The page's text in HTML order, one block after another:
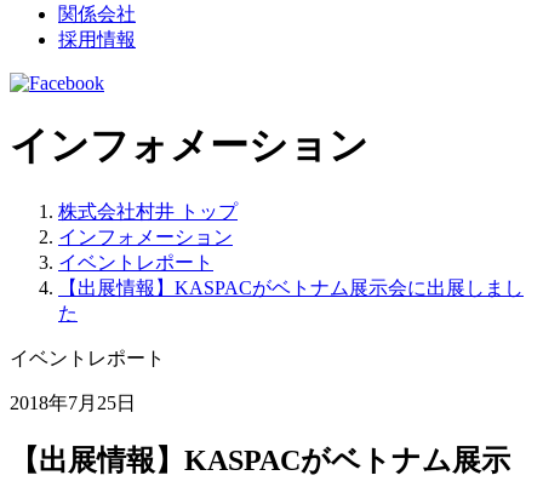
関係会社
採用情報
インフォメーション
株式会社村井 トップ
インフォメーション
イベントレポート
【出展情報】KASPACがベトナム展示会に出展しまし
た
イベントレポート
2018年7月25日
【出展情報】KASPACがベトナム展示